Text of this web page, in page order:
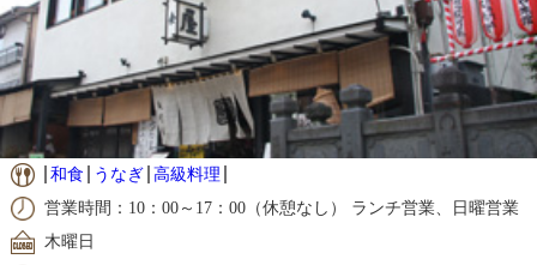
和食 うなぎ 高級料理
営業時間：10：00～17：00（休憩なし） ランチ営業、日曜営業
木曜日